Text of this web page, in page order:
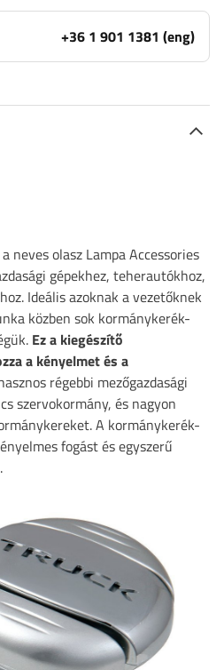
+36 1 901 1381 (eng)
a neves olasz Lampa Accessories
gépekhez, teherautókhoz,
Ideális azoknak a vezetőknek
közben sok kormánykerék-
Ez a kiegészítő
a kényelmet és a
régebbi mezőgazdasági
szervokormány, és nagyon
A kormánykerék-
fogást és egyszerű